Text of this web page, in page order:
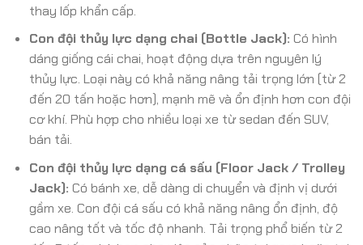
thay lốp khẩn cấp.
Con đội thủy lực dạng chai (Bottle Jack): Có hình
dáng giống cái chai, hoạt động dựa trên nguyên lý
thủy lực. Loại này có khả năng nâng tải trọng lớn (từ 2
đến 20 tấn hoặc hơn), mạnh mẽ và ổn định hơn con đội
cơ khí. Phù hợp cho nhiều loại xe từ sedan đến SUV,
bán tải.
Con đội thủy lực dạng cá sấu (Floor Jack / Trolley
Jack): Có bánh xe, dễ dàng di chuyển và định vị dưới
gầm xe. Con đội cá sấu có khả năng nâng ổn định, độ
cao nâng tốt và tốc độ nhanh. Tải trọng phổ biến từ 2